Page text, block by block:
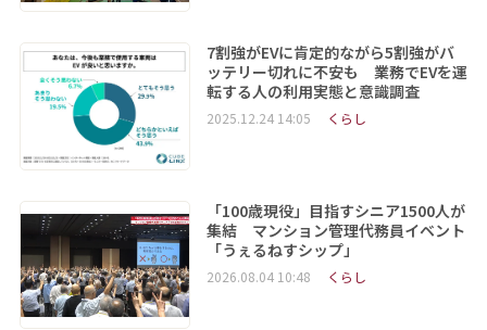
7割強がEVに肯定的ながら5割強がバ
ッテリー切れに不安も 業務でEVを運
転する人の利用実態と意識調査
2025.12.24 14:05 くらし
「100歳現役」目指すシニア1500人が
集結 マンション管理代務員イベント
「うぇるねすシップ」
2026.08.04 10:48 くらし